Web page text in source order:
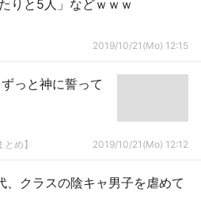
りと5人」などｗｗｗ
2019/10/21(Mo) 12:15
っと神に誓って
め】 2019/10/21(Mo) 12:12
、クラスの陰キャ男子を虐めて